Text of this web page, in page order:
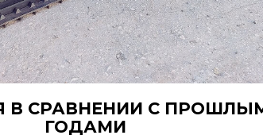
В СРАВНЕНИИ С
ГОДАМИ